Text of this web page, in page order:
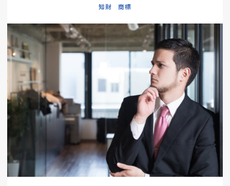
知財 商標